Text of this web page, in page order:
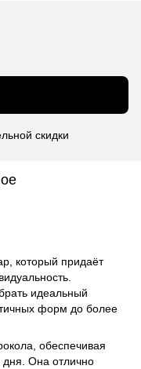
скидки
который придаёт
идеальный
форм до более
обеспечивая
дня. Она отлично